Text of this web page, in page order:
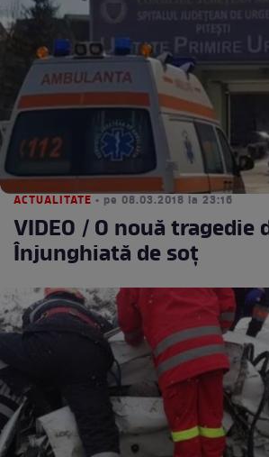
ACTUALITATE • pe 08.03.2018 la 23:16
VIDEO / O nouă tragedie
Înjunghiată de soţ